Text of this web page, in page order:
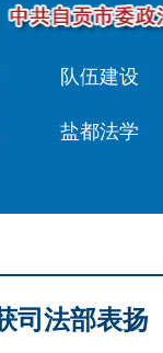
队伍建设
盐都法学
司法部表扬